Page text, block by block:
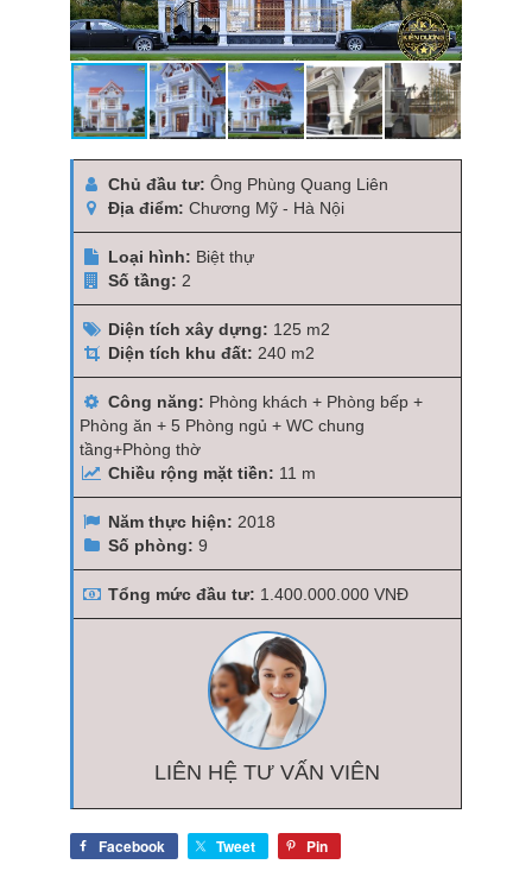
Chủ đầu tư: Ông Phùng Quang Liên
Địa điểm: Chương Mỹ - Hà Nội
Loại hình: Biệt thự
Số tầng: 2
Diện tích xây dựng: 125 m2
Diện tích khu đất: 240 m2
Công năng: Phòng khách + Phòng bếp +
Phòng ăn + 5 Phòng ngủ + WC chung
tầng+Phòng thờ
Chiều rộng mặt tiền: 11 m
Năm thực hiện: 2018
Số phòng: 9
Tổng mức đầu tư: 1.400.000.000 VNĐ
LIÊN HỆ TƯ VẤN VIÊN
Facebook Tweet Pin